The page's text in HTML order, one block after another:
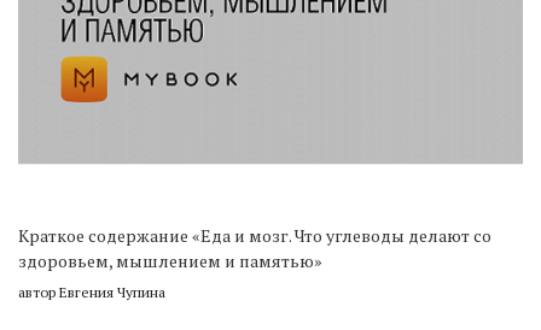
Краткое содержание «Еда и мозг. Что углеводы делают со
здоровьем, мышлением и памятью»
автор Евгения Чупина